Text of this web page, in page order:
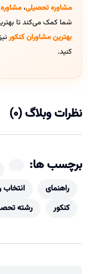
مشاوره تحصیلی،
شما کمک می‌کند تا
بهترین مشاوران کنکور
کنید.
نظرات وبلاگ (0)
برچسب ها:
راهنمای
انتخاب
کنکور
رشته